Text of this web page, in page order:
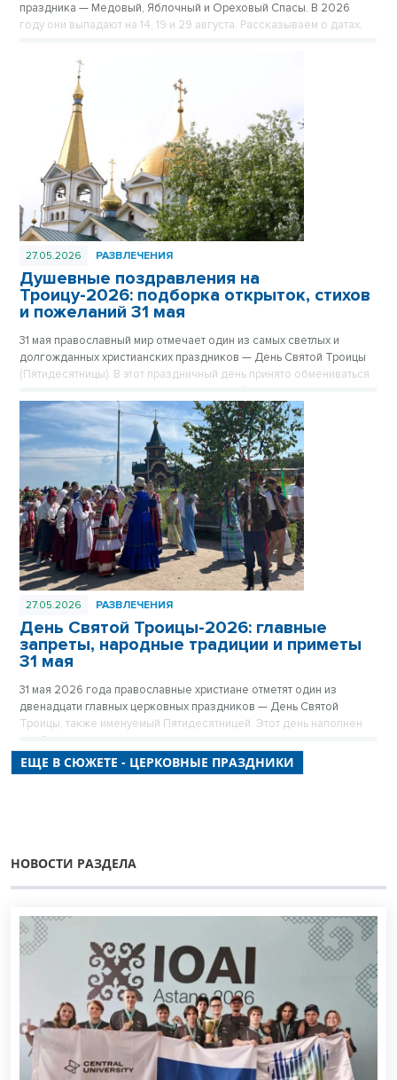
праздника — Медовый, Яблочный и Ореховый Спасы. В 2026
году они выпадают на 14, 19 и 29 августа. Рассказываем о датах,
каждого из трёх Спасов.
27.05.2026 РАЗВЛЕЧЕНИЯ
Душевные поздравления на
Троицу-2026: подборка открыток, стихов
и пожеланий 31 мая
31 мая православный мир отмечает один из самых светлых и
долгожданных христианских праздников — День Святой Троицы
(Пятидесятницы). В этот праздничный день принято обмениваться
душевные поздравления тем, кто дорог сердцу.
27.05.2026 РАЗВЛЕЧЕНИЯ
День Святой Троицы-2026: главные
запреты, народные традиции и приметы
31 мая
31 мая 2026 года православные христиане отметят один из
двенадцати главных церковных праздников — День Святой
Троицы, также именуемый Пятидесятницей. Этот день наполнен
особым духовным смыслом, а его история тесно переплетается с
древними народными обычаями. Рассказываем, как правильно
встретить праздник, что обязательно должно быть в доме и какие
ЕЩЕ В СЮЖЕТЕ - ЦЕРКОВНЫЕ ПРАЗДНИКИ
НОВОСТИ РАЗДЕЛА